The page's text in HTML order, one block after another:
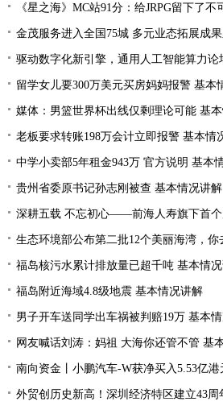
《星之海》MC站91分：给JRPG留下了不
金茂服务进入全国75城 多元业态拓展成
驱动数字化新引擎，通用人工智能算力论
留学女儿要300万美元买房妈妈报警 基本
媒体：男篮世界杯出线仅剩理论可能 基
老板要求转账198万会计立即报警 基本情
中学小卖部5年租金943万 官方说明 基本
贵州省委原书记孙志刚被查 基本情况讲解
深耕五载 不忘初心——前海人寿旗下首个
生态环境部公布第二批12个美丽海湾，你
福岛核污水累计排放量已超千吨 基本情
福岛附近海域4.8级地震 基本情况讲解
男子开车送同学出车祸被判赔19万 基本
网友喊话刘涛：妈祖 大海你还管不管 基
南向资金丨小鹏汽车-W获净买入5.53亿港
外贸创历史新高！深圳经济特区建立43周